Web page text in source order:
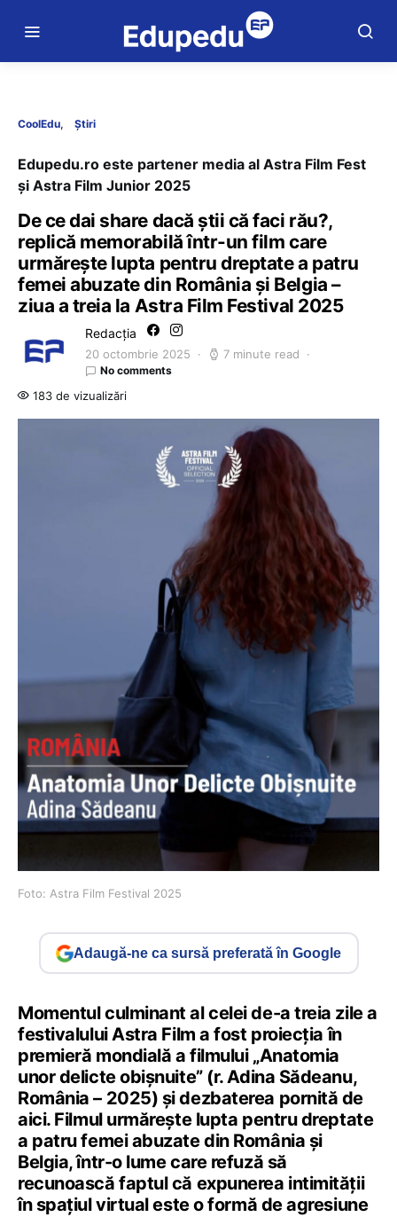
CoolEdu Știri
Edupedu.ro este partener media al Astra Film Fest
și Astra Film Junior 2025
De ce dai share dacă știi că faci rău?,
replică memorabilă într-un film care
urmărește lupta pentru dreptate a patru
femei abuzate din România și Belgia –
ziua a treia la Astra Film Festival 2025
Redacția
20 octombrie 2025 7 minute read
No comments
183 de vizualizări
Foto: Astra Film Festival 2025
Adaugă-ne ca sursă preferată în Google
Momentul culminant al celei de-a treia zile a
festivalului Astra Film a fost proiecția în
premieră mondială a filmului „Anatomia
unor delicte obișnuite” (r. Adina Sădeanu,
România – 2025) și dezbaterea pornită de
aici. Filmul urmărește lupta pentru dreptate
a patru femei abuzate din România și
Belgia, într-o lume care refuză să
recunoască faptul că expunerea intimității
în spațiul virtual este o formă de agresiune